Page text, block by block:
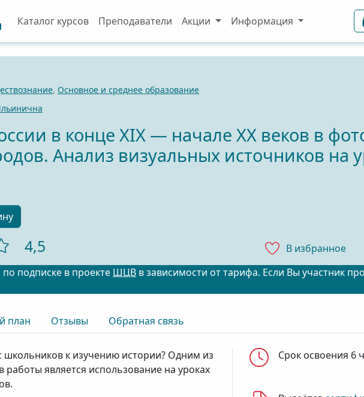
Каталог курсов Преподаватели Акции Информация
, Основное и среднее образование
в конце XIX — начале ХХ веков в
Анализ визуальных источников на
4,5
В избранноe
по подписке в проекте ШЦВ в зависимости от тарифа. Если Вы участник
план Отзывы Обратная связь
Срок освоения 6
школьников к изучению истории? Одним из
является использование на уроках